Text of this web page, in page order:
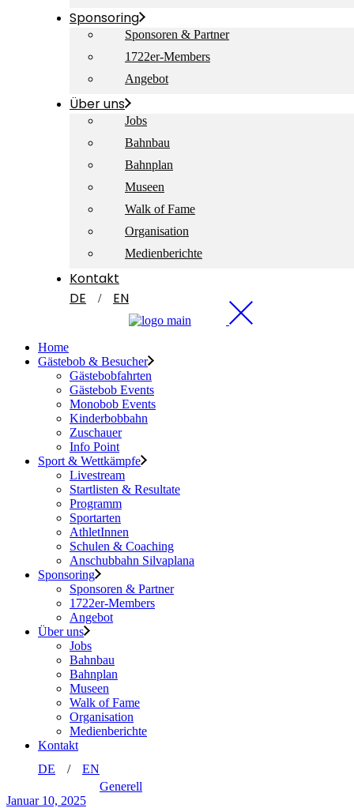
Sponsoring
Sponsoren & Partner
1722er-Members
Angebot
Über uns
Jobs
Bahnbau
Bahnplan
Museen
Walk of Fame
Organisation
Medienberichte
Kontakt
DE
EN
Home
Gästebob & Besucher
Gästebobfahrten
Gästebob Events
Monobob Events
Kinderbobbahn
Zuschauer
Info Point
Sport & Wettkämpfe
Livestream
Startlisten & Resultate
Programm
Sportarten
AthletInnen
Schulen & Coaching
Anschubbahn Silvaplana
Sponsoring
Sponsoren & Partner
1722er-Members
Angebot
Über uns
Jobs
Bahnbau
Bahnplan
Museen
Walk of Fame
Organisation
Medienberichte
Kontakt
DE
EN
Generell
Januar 10, 2025